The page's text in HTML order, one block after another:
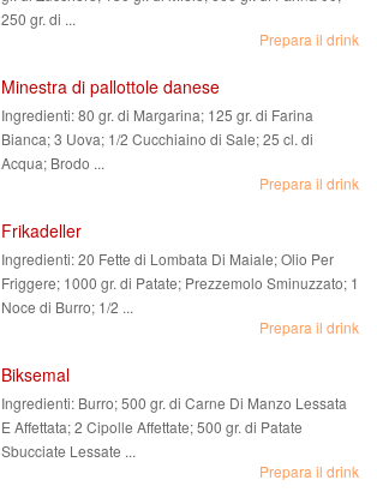
250 gr. di ...
Prepara il drink
Minestra di pallottole danese
Ingredienti:80 gr. di Margarina; 125 gr. di Farina
Bianca; 3 Uova; 1/2 Cucchiaino di Sale; 25 cl. di
Acqua; Brodo ...
Prepara il drink
Frikadeller
Ingredienti:20 Fette di Lombata Di Maiale; Olio Per
Friggere; 1000 gr. di Patate; Prezzemolo Sminuzzato; 1
Noce di Burro; 1/2 ...
Prepara il drink
Biksemal
Ingredienti: Burro; 500 gr. di Carne Di Manzo Lessata
E Affettata; 2 Cipolle Affettate; 500 gr. di Patate
Sbucciate Lessate ...
Prepara il drink